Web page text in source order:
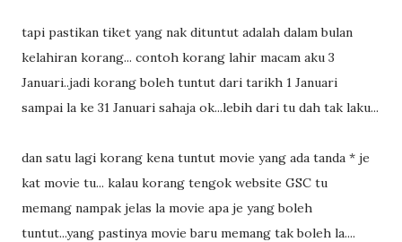
tapi pastikan tiket yang nak dituntut adalah dalam bulan
kelahiran korang... contoh korang lahir macam aku 3
Januari..jadi korang boleh tuntut dari tarikh 1 Januari
sampai la ke 31 Januari sahaja ok...lebih dari tu dah tak laku...
dan satu lagi korang kena tuntut movie yang ada tanda * je
kat movie tu... kalau korang tengok website GSC tu
memang nampak jelas la movie apa je yang boleh
tuntut...yang pastinya movie baru memang tak boleh la....